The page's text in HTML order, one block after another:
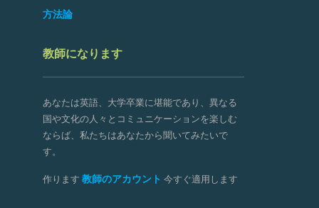
方法論
教師になります
あなたは英語、大学卒業に堪能であり、異なる
国や文化の人々とコミュニケーションを楽しむ
ならば、私たちはあなたから聞いてみたいで
す。
作ります 教師のアカウント 今すぐ適用します